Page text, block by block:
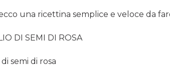
una ricettina semplice e veloce da
DI SEMI DI ROSA
semi di rosa